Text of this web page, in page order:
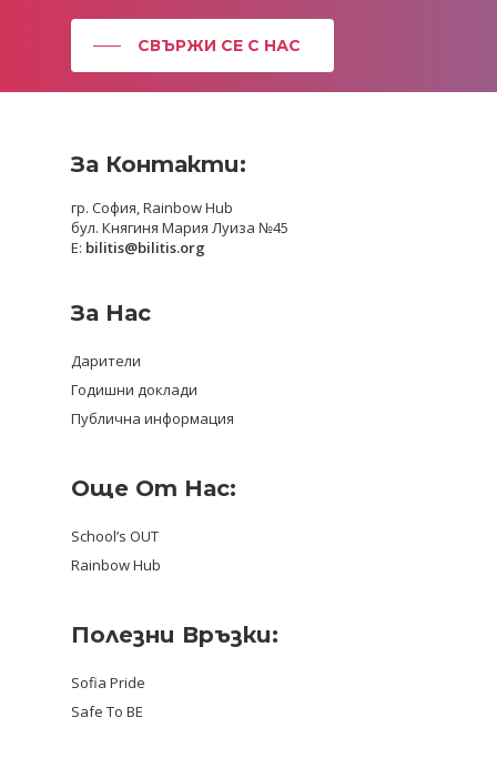
СВЪРЖИ СЕ С НАС
За Контакти:
гр. София, Rainbow Hub
бул. Княгиня Мария Луиза №45
E: bilitis@bilitis.org
За Нас
Дарители
Годишни доклади
Публична информация
Още От Нас:
School’s OUT
Rainbow Hub
Полезни Връзки:
Sofia Pride
Safe To BE